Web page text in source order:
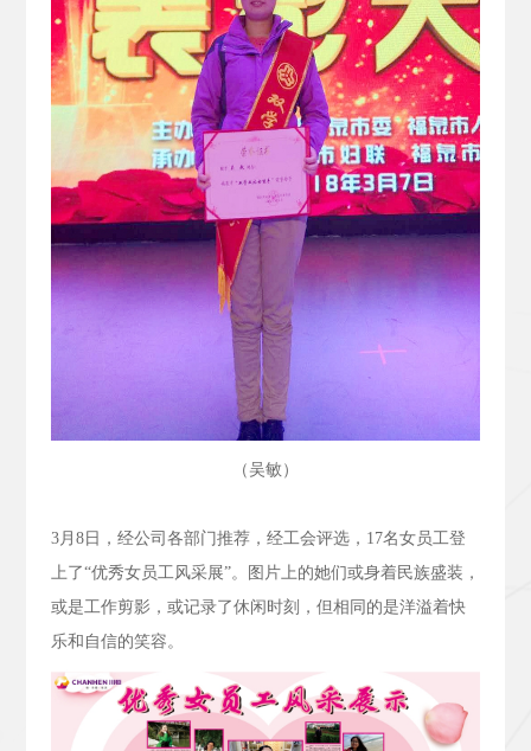
（吴敏）
3月 8日，经公司各部门推荐，经工会评选， 17名女员工登
上了“优秀女员工风采展”。图片上的她们或身着民族盛装，
或是工作剪影，或记录了休闲时刻，但相同的是洋溢着快
乐和自信的笑容。